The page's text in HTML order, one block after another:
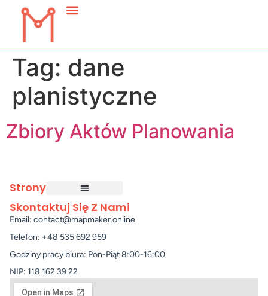
Tag: dane
planistyczne
Zbiory Aktów Planowania
Strony
Skontaktuj Się Z Nami
Email: contact@mapmaker.online
Telefon: +48 535 692 959
Godziny pracy biura: Pon-Piąt 8:00-16:00
NIP: 118 162 39 22